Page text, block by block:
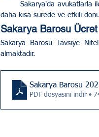
	Sakarya'da avukatlarla iletişimde öncelikli tercih ofis telefon numaraları ve cep telefonları olmalıdır. Bu yolla
daha kısa sürede ve etkili
Sakarya Barosu Ücret
Sakarya Barosu Tavsiye
almaktadır.
PDF dosyasını indir •